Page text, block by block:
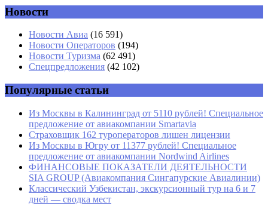
Имя *
Email*
Новости
Новости Авиа (16 591)
Новости Операторов (194)
Новости Туризма (62 491)
Спецпредложения (42 102)
Популярные статьи
Из Москвы в Калининград от 5110 рублей! Специальное
предложение от авиакомпании Smartavia
Страховщик 162 туроператоров лишен лицензии
Из Москвы в Югру от 11377 рублей! Специальное
предложение от авиакомпании Nordwind Airlines
ФИНАНСОВЫЕ ПОКАЗАТЕЛИ ДЕЯТЕЛЬНОСТИ
SIA GROUP (Авиакомпания Сингапурские Авиалинии)
Классический Узбекистан, экскурсионный тур на 6 и 7
дней — сводка мест